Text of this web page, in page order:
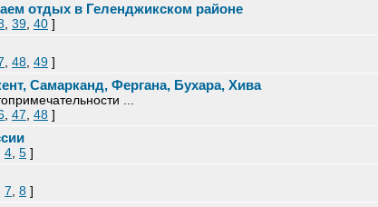
отдых в Геленджикском районе
39 40 ]
48 49 ]
Самарканд, Фергана, Бухара, Хива
...
47 48 ]
4 5 ]
7 8 ]